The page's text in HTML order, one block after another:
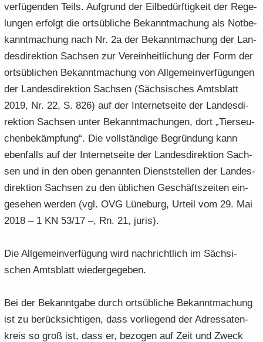
ver­fü­gen­den Teils. Auf­grund der Eil­be­dürf­tig­keit der Re­ge­
lun­gen er­folgt die orts­üb­li­che Be­kannt­ma­chung als Not­be­
kannt­ma­chung nach Nr. 2a der Be­kannt­ma­chung der Lan­
des­di­rek­ti­on Sach­sen zur Ver­ein­heit­li­chung der Form der
orts­üb­li­chen Be­kannt­ma­chung von All­ge­mein­ver­fü­gun­gen
der Lan­des­di­rek­ti­on Sach­sen (Säch­si­sches Amts­blatt
2019, Nr. 22, S. 826) auf der In­ter­net­sei­te der Lan­des­di­
rek­ti­on Sach­sen unter Be­kannt­ma­chun­gen, dort „Tier­seu­
chen­be­kämp­fung“. Die voll­stän­di­ge Be­grün­dung kann
eben­falls auf der In­ter­net­sei­te der Lan­des­di­rek­ti­on Sach­
sen und in den oben ge­nann­ten Dienst­stel­len der Lan­des­
di­rek­ti­on Sach­sen zu den üb­li­chen Ge­schäfts­zei­ten ein­
ge­se­hen wer­den (vgl. OVG Lü­ne­burg, Ur­teil vom 29. Mai
2018 – 1 KN 53/17 –, Rn. 21, juris).
Die All­ge­mein­ver­fü­gung wird nach­richt­lich im Säch­si­
schen Amts­blatt wie­der­ge­ge­ben.
Bei der Be­kannt­ga­be durch orts­üb­li­che Be­kannt­ma­chung
ist zu be­rück­sich­ti­gen, dass vor­lie­gend der Adres­sa­ten­
kreis so groß ist, dass er, be­zo­gen auf Zeit und Zweck